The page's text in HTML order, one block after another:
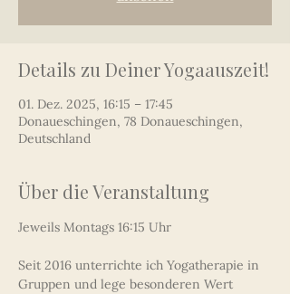
Details zu Deiner Yogaauszeit!
01. Dez. 2025, 16:15 – 17:45
Donaueschingen, 78 Donaueschingen,
Deutschland
Über die Veranstaltung
Jeweils Montags 16:15 Uhr
Seit 2016 unterrichte ich Yogatherapie in
Gruppen und lege besonderen Wert